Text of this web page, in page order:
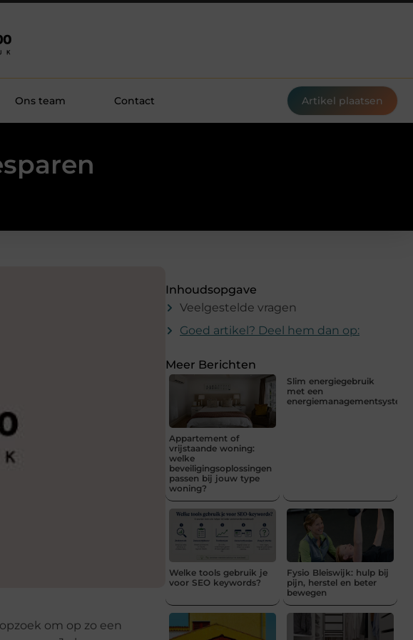
Ons team Contact Artikel plaatsen
om op zo een
Inhoudsopgave
Veelgestelde vragen
Goed artikel? Deel hem dan op:
Meer Berichten
Appartement of
vrijstaande woning:
welke
beveiligingsoplossingen
passen bij jouw type
woning?
Slim energiegebruik
met een
Welke tools gebruik je
voor SEO keywords?
Fysio Bleiswijk: hulp bij
pijn, herstel en beter
bewegen